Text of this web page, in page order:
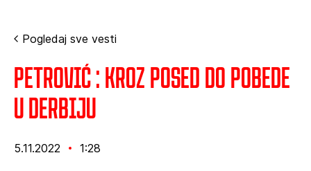
Pogledaj sve vesti
Petrović : Kroz posed do pobede
u derbiju
5.11.2022 1:28